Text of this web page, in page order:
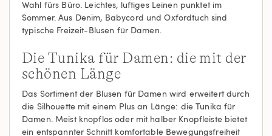
Wahl fürs Büro. Leichtes, luftiges Leinen punktet im
Sommer. Aus Denim, Babycord und Oxfordtuch sind
typische Freizeit-Blusen für Damen.
Die Tunika für Damen: die mit der
schönen Länge
Das Sortiment der Blusen für Damen wird erweitert durch
die Silhouette mit einem Plus an Länge: die Tunika für
Damen. Meist knopflos oder mit halber Knopfleiste bietet
ein entspannter Schnitt komfortable Bewegungsfreiheit